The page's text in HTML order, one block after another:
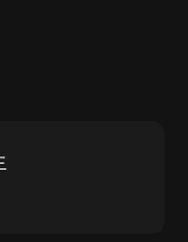
聽到了自己的聲
盯著她的眼睛：
，你别鬨了，好